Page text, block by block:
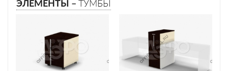
ЭЛЕМЕНТЫ – ТУМБЫ